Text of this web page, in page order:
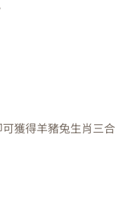
獲得羊豬兔生肖三合